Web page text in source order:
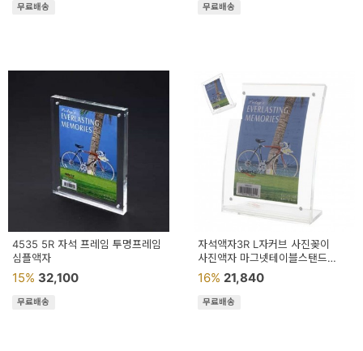
무료배송 무료배송
4535 5R 자석 프레임 투명프레임
심플액자
15% 32,100
무료배송
자석액자3R L자커브 사진꽂이
사진액자 마그넷테이블스탠드
탁상형액자
16% 21,840
무료배송